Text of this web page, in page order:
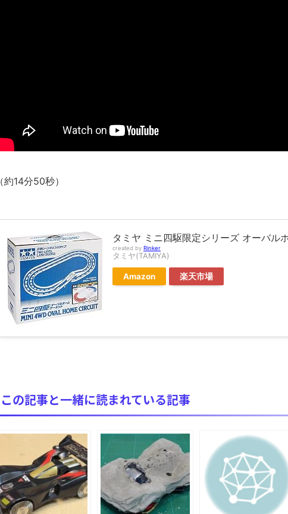
時代の流れ
【中国】パトカーの前で好演技www当たり屋やお煽り運転など
ナチスドイツは何故バルバロッサ作戦とかいう無茶に踏み切って
ブログお引越しのお知らせ
まるで親子のような子猫とシェパード
【極画像】名古屋の地下鉄wwwwwwwwwwww
全方位青い芝包囲網すぎて色々見失う、新しい仕事観
見ていると！悲しくなってしまう猫の画像の数々！！
（約14分50秒）
タミヤ ミニ四駆限定シリーズ オーバ
created by Rinker
タミヤ(TAMIYA)
Amazon 楽天市場
この記事と一緒に読まれている記事